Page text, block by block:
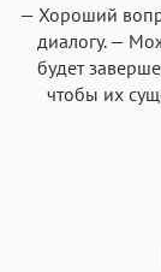
— Хороший
диалогу. —
будет
чтобы их